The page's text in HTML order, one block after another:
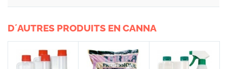
D´AUTRES PRODUITS EN CANNA